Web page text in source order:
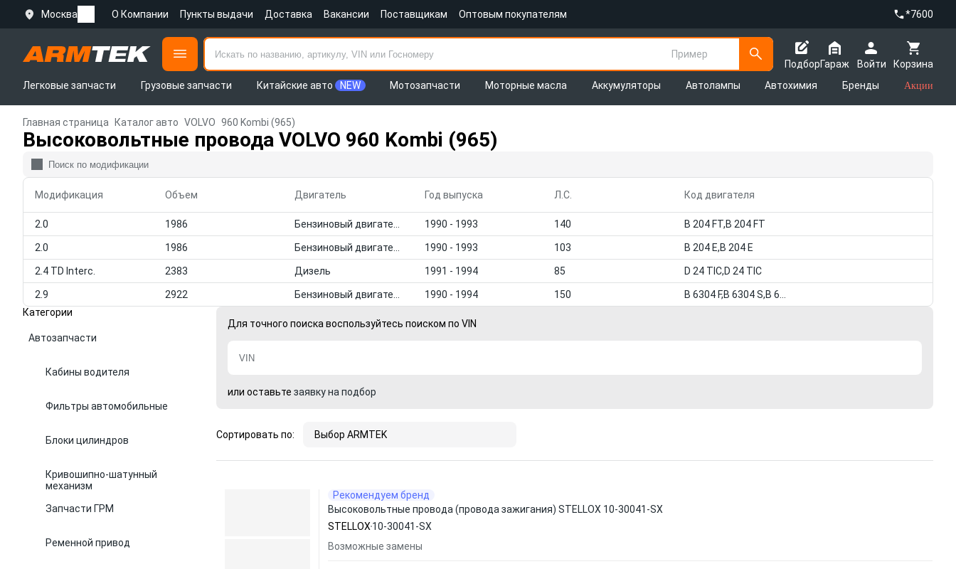
Москва О Компании Пункты выдачи Доставка Вакансии Поставщикам Оптовым покупателям *7600
Пример
Подбор
Корзина
Гараж
Войти
Легковые запчасти
Грузовые запчасти Китайские авто NEW Мотозапчасти Моторные масла Аккумуляторы Автолампы Автохимия Бренды Акции
Главная страница Каталог авто VOLVO 960 Kombi (965)
Высоковольтные провода VOLVO 960 Kombi (965)
Модификация Объем Двигатель Год выпуска Л.С. Код двигателя
2.0 1986 1990 - 1993 140 B 204 FT,B 204 FT
2.0 1986 1990 - 1993 103 B 204 E,B 204 E
2.4 TD Interc. 2383 Дизель 1991 - 1994 85 D 24 TIC,D 24 TIC
2.9 2922 1990 - 1994 150
Категории
Автозапчасти
Кабины водителя
Фильтры автомобильные
Блоки цилиндров
Кривошипно-шатунный
механизм
Запчасти ГРМ
Ременной привод
Для точного поиска воспользуйтесь поиском по VIN
или оставьте заявку на подбор
Сортировать по: Выбор ARMTEK
Рекомендуем бренд
Высоковольтные провода (провода зажигания) STELLOX 10-30041-SX
STELLOX 10-30041-SX
Возможные замены